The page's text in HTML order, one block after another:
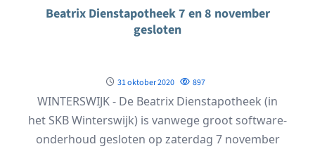
Beatrix Dienstapotheek 7 en 8 november
gesloten
31 oktober 2020 897
WINTERSWIJK - De Beatrix Dienstapotheek (in
het SKB Winterswijk) is vanwege groot software-
onderhoud gesloten op zaterdag 7 november